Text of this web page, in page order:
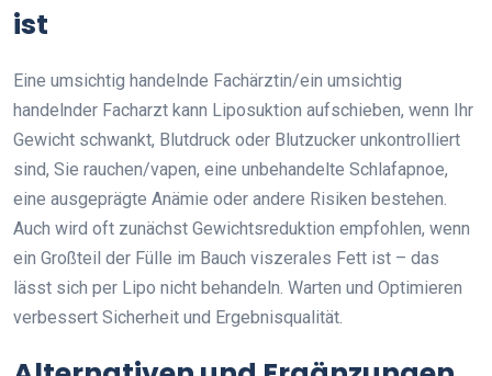
ist
Eine umsichtig handelnde Fachärztin/ein umsichtig
handelnder Facharzt kann Liposuktion aufschieben, wenn Ihr
Gewicht schwankt, Blutdruck oder Blutzucker unkontrolliert
sind, Sie rauchen/vapen, eine unbehandelte Schlafapnoe,
eine ausgeprägte Anämie oder andere Risiken bestehen.
Auch wird oft zunächst Gewichtsreduktion empfohlen, wenn
ein Großteil der Fülle im Bauch viszerales Fett ist – das
lässt sich per Lipo nicht behandeln. Warten und Optimieren
verbessert Sicherheit und Ergebnisqualität.